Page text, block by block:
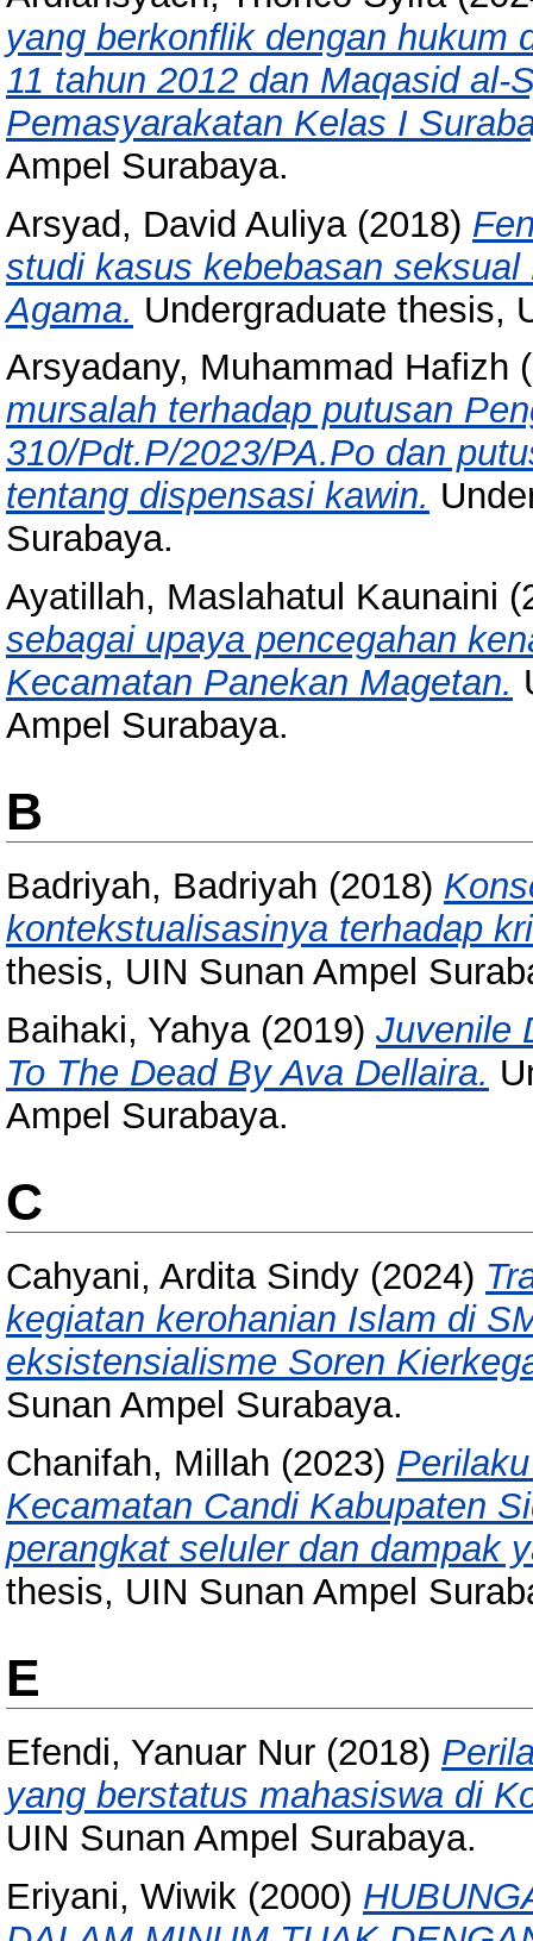
yang berkonflik dengan hukum
11 tahun 2012 dan Maqasid al-
Pemasyarakatan Kelas I
Ampel Surabaya.
Arsyad, David Auliya(2018)
studi kasus kebebasan
Agama. Undergraduate thesis,
Arsyadany, Muhammad Hafizh
mursalah terhadap putusan
310/Pdt.P/2023/PA.Po dan
tentang dispensasi kawin.
Surabaya.
Ayatillah, Maslahatul Kaunaini
sebagai upaya pencegahan
Kecamatan Panekan Magetan.
Ampel Surabaya.
B
Badriyah, Badriyah (2018)
kontekstualisasinya terhadap
thesis, UIN Sunan Ampel
Baihaki, Yahya(2019) Juvenile
To The Dead By Ava Dellaira.
Ampel Surabaya.
C
Cahyani, Ardita Sindy (2024)
kegiatan kerohanian Islam di
eksistensialisme Soren
Sunan Ampel Surabaya.
Chanifah, Millah (2023)
Kecamatan Candi Kabupaten
perangkat seluler dan dampak
thesis, UIN Sunan Ampel
E
Efendi, Yanuar Nur (2018)
yang berstatus mahasiswa di
UIN Sunan Ampel Surabaya.
Eriyani, Wiwik (2000)